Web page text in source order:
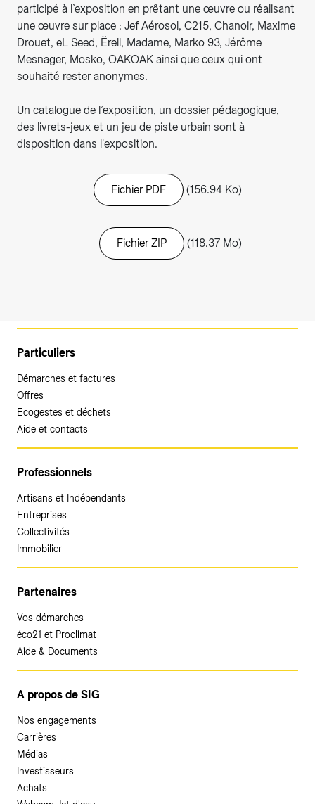
participé à l’exposition en prêtant une œuvre ou réalisant
une œuvre sur place : Jef Aérosol, C215, Chanoir, Maxime
Drouet, eL Seed, Ërell, Madame, Marko 93, Jérôme
Mesnager, Mosko, OAKOAK ainsi que ceux qui ont
souhaité rester anonymes.
Un catalogue de l’exposition, un dossier pédagogique,
des livrets-jeux et un jeu de piste urbain sont à
disposition dans l'exposition.
Fichier PDF (156.94 Ko)
Fichier ZIP (118.37 Mo)
Particuliers
Démarches et factures
Offres
Ecogestes et déchets
Aide et contacts
Professionnels
Artisans et Indépendants
Entreprises
Collectivités
Immobilier
Partenaires
Vos démarches
éco21 et Proclimat
Aide & Documents
A propos de SIG
Nos engagements
Carrières
Médias
Investisseurs
Achats